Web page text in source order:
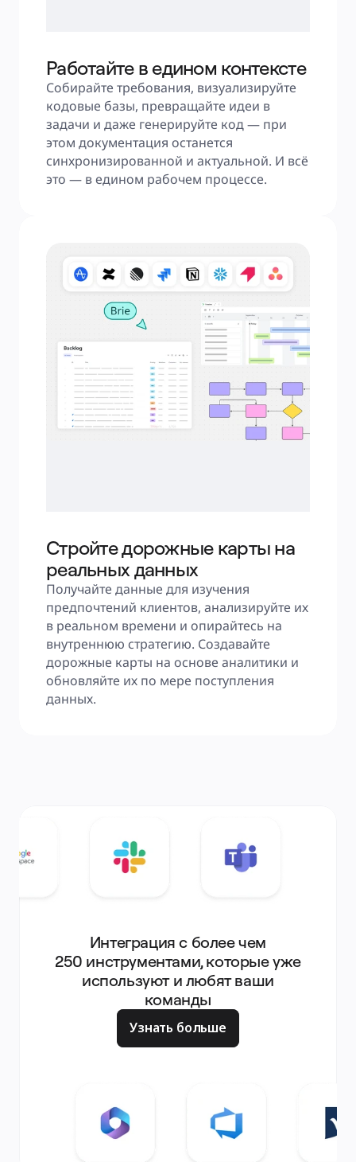
Работайте в едином контексте
Собирайте требования, визуализируйте
кодовые базы, превращайте идеи в
задачи и даже генерируйте код — при
этом документация останется
синхронизированной и актуальной. И всё
это — в едином рабочем процессе.
Стройте дорожные карты на
реальных данных
Получайте данные для изучения
предпочтений клиентов, анализируйте их
в реальном времени и опирайтесь на
внутреннюю стратегию. Создавайте
дорожные карты на основе аналитики и
обновляйте их по мере поступления
данных.
Интеграция с более чем
250 инструментами, которые уже
используют и любят ваши
команды
Узнать больше